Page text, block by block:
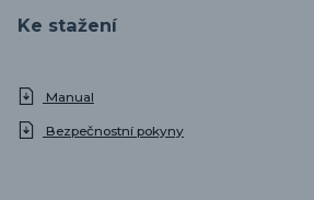
Ke stažení
Manual
Bezpečnostní pokyny